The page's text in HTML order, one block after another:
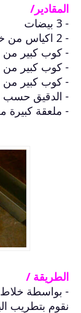
المقادير/
- 3 بيضات
- 2 اكياس من خميرة الحلوى
- كوب كبير من
- كوب كبير من
- كوب كبير من
- الدقيق حسب
- ملعقة كبيرة
الطريقة /
- بواسطة خلاط
نقوم بتطريب